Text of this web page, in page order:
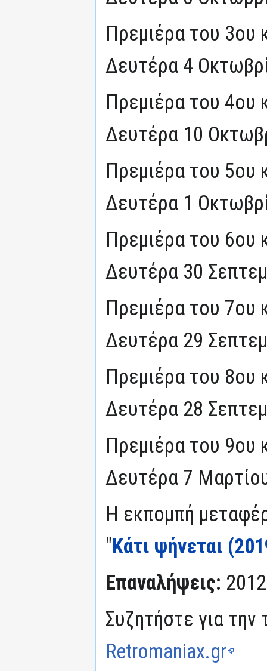
Πρεμιέρα του 3ου
Δευτέρα 4
Πρεμιέρα του 4ου
Δευτέρα 10
Πρεμιέρα του 5ου
Δευτέρα 1
Πρεμιέρα του 6ου
Δευτέρα 30
Πρεμιέρα του 7ου
Δευτέρα 29
Πρεμιέρα του 8ου
Δευτέρα 28
Πρεμιέρα του 9ου
Δευτέρα 7
Η εκπομπή
"Κάτι ψήνεται
Επαναλήψεις:
Συζητήστε για την
Retromaniax.gr